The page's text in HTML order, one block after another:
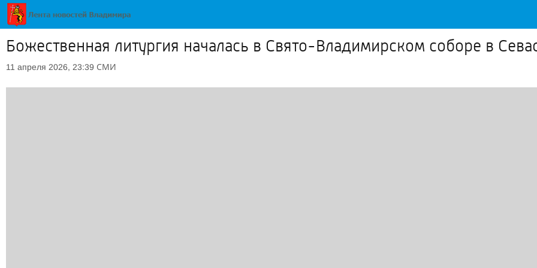
Божественная литургия началась в Свято-Владимирском соборе в
11 апреля 2026, 23:39 СМИ